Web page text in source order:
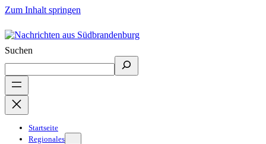
Zum Inhalt springen
Suchen
Startseite
Regionales